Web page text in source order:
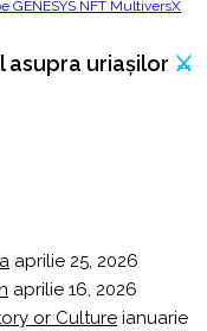
asupra uriașilor ⚔️
aprilie 25, 2026
aprilie 16, 2026
or Culture ianuarie